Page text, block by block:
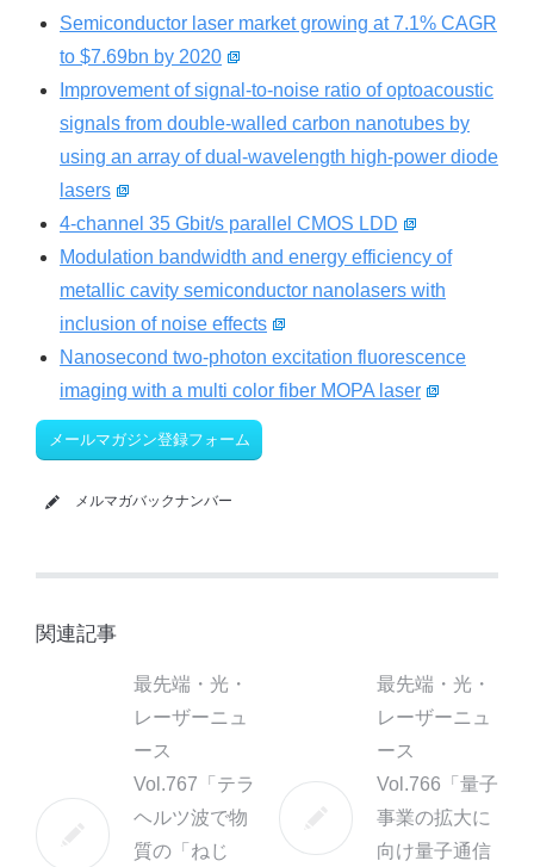
Semiconductor laser market growing at 7.1% CAGR
to $7.69bn by 2020
Improvement of signal-to-noise ratio of optoacoustic
signals from double-walled carbon nanotubes by
using an array of dual-wavelength high-power diode
lasers
4-channel 35 Gbit/s parallel CMOS LDD
Modulation bandwidth and energy efficiency of
metallic cavity semiconductor nanolasers with
inclusion of noise effects
Nanosecond two-photon excitation fluorescence
imaging with a multi color fiber MOPA laser
メールマガジン登録フォーム
メルマガバックナンバー
関連記事
最先端・光・
レーザーニュ
ース
Vol.767「テラ
ヘルツ波で物
質の「ねじ
最先端・光・
レーザーニュ
ース
Vol.766「量子
事業の拡大に
向け量子通信